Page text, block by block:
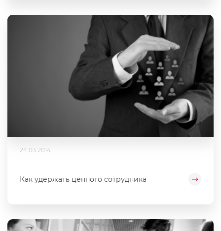
24.03.2014
Как удержать ценного сотрудника